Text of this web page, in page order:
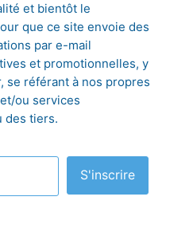
et bientôt le
que ce site envoie des
par e-mail
et promotionnelles, y
se référant à nos propres
ou services
des tiers.
S'inscrire